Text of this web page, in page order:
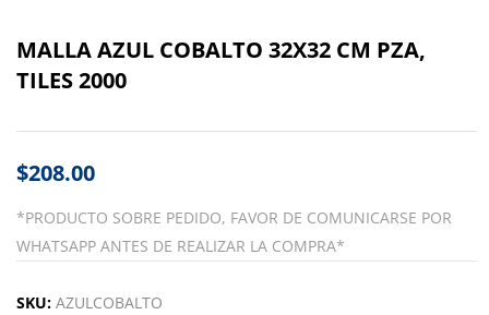
MALLA AZUL COBALTO 32X32 CM PZA,
TILES 2000
$208.00
*PRODUCTO SOBRE PEDIDO, FAVOR DE COMUNICARSE POR
WHATSAPP ANTES DE REALIZAR LA COMPRA*
SKU: AZULCOBALTO